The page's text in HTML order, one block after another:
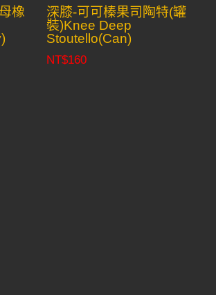
橡
深膝-可可榛果司陶特(罐
裝)Knee Deep
Stoutello(Can)
NT$160